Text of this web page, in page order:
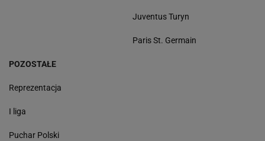
Juventus Turyn
Paris St. Germain
POZOSTAŁE
Reprezentacja
I liga
Puchar Polski